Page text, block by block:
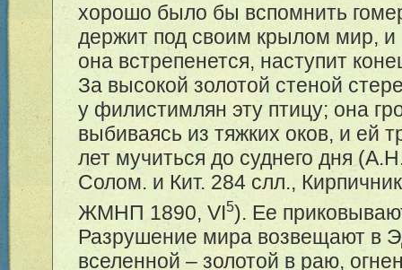
хорошо было бы вспомнить
держит под своим крылом мир, и
она встрепенется, наступит
За высокой золотой стеной
у филистимлян эту птицу; она
выбиваясь из тяжких оков, и ей
лет мучиться до суднего дня
Солом. и Кит. 284 слл.,
ЖМНП 1890, VI5). Ее
Разрушение мира возвещают в
вселенной – золотой в раю,